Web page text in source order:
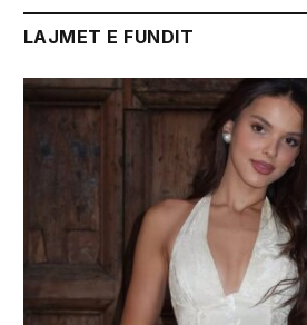
LAJMET E FUNDIT